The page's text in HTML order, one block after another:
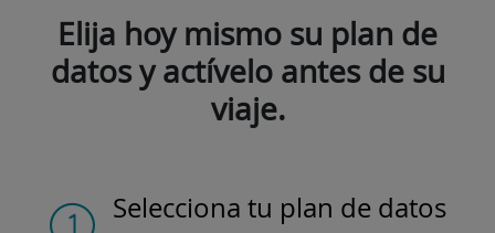
Elija hoy mismo su plan de
datos y actívelo antes de su
viaje.
Selecciona tu plan de datos